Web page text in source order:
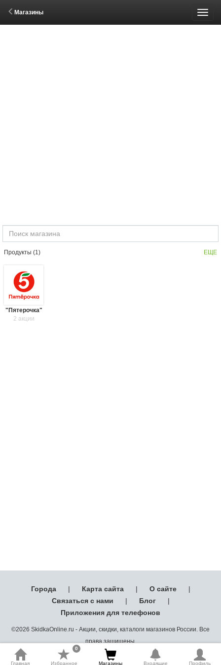
Магазины
Продукты (1) ЕЩЕ
"Пятерочка"
2 акции
Города | Карта сайта | О сайте
|
Связаться с нами
| Блог
|
Приложения для телефонов
©2026 SkidkaOnline.ru - Акции, скидки, каталоги магазинов России. Все
права защищены.
Главная Избранное
0
Магазины Входящие Профиль